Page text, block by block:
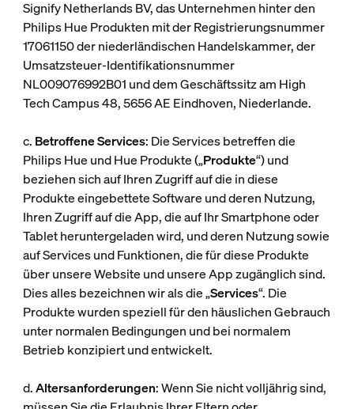
Signify Netherlands BV, das Unternehmen hinter den
Philips Hue Produkten mit der Registrierungsnummer
17061150 der niederländischen Handelskammer, der
Umsatzsteuer-Identifikationsnummer
NL009076992B01 und dem Geschäftssitz am High
Tech Campus 48, 5656 AE Eindhoven, Niederlande.
c. Betroffene Services: Die Services betreffen die
Philips Hue und Hue Produkte („Produkte“) und
beziehen sich auf Ihren Zugriff auf die in diese
Produkte eingebettete Software und deren Nutzung,
Ihren Zugriff auf die App, die auf Ihr Smartphone oder
Tablet heruntergeladen wird, und deren Nutzung sowie
auf Services und Funktionen, die für diese Produkte
über unsere Website und unsere App zugänglich sind.
Dies alles bezeichnen wir als die „Services“. Die
Produkte wurden speziell für den häuslichen Gebrauch
unter normalen Bedingungen und bei normalem
Betrieb konzipiert und entwickelt.
d.Altersanforderungen: Wenn Sie nicht volljährig sind,